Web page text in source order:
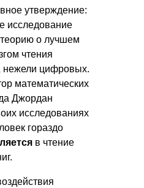
утверждение:
исследование
о лучшем
чтения
нежели цифровых.
математических
Джордан
исследованиях
гораздо
в чтение